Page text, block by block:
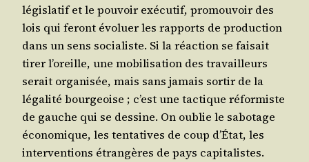
légis­la­tif et le pou­voir exé­cu­tif, pro­mou­voir des
lois qui feront évo­luer les rap­ports de pro­duc­tion
dans un sens socia­liste. Si la réac­tion se fai­sait
tirer l’oreille, une mobi­li­sa­tion des tra­vailleurs
serait orga­ni­sée, mais sans jamais sor­tir de la
léga­li­té bour­geoise ; c’est une tac­tique réfor­miste
de gauche qui se des­sine. On oublie le sabo­tage
éco­no­mique, les ten­ta­tives de coup d’État, les
inter­ven­tions étran­gères de pays capi­ta­listes.